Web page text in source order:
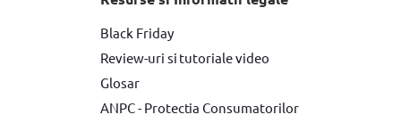
Accesorii scule electrice BOSCH
electrica BOSCH
Black Friday
Review-uri si tutoriale video
Glosar
ANPC - Protectia Consumatorilor